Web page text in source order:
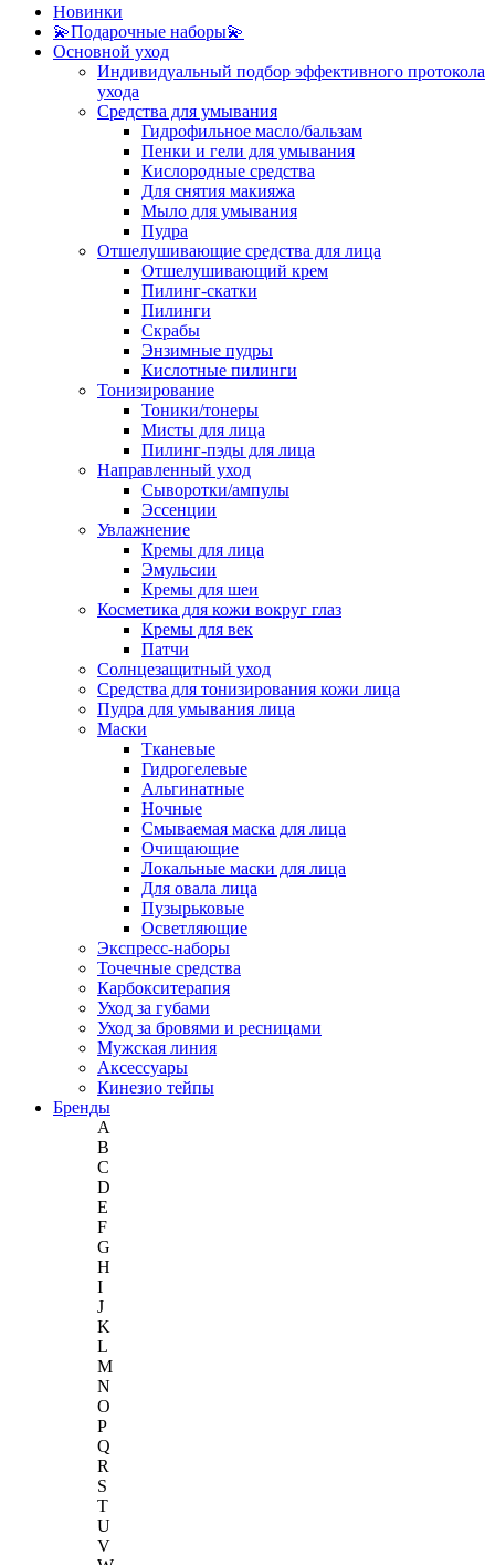
Новинки
💫Подарочные наборы💫
Основной уход
Индивидуальный подбор эффективного протокола
ухода
Средства для умывания
Гидрофильное масло/бальзам
Пенки и гели для умывания
Кислородные средства
Для снятия макияжа
Мыло для умывания
Пудра
Отшелушивающие средства для лица
Отшелушивающий крем
Пилинг-скатки
Пилинги
Скрабы
Энзимные пудры
Кислотные пилинги
Тонизирование
Тоники/тонеры
Мисты для лица
Пилинг-пэды для лица
Направленный уход
Сыворотки/ампулы
Эссенции
Увлажнение
Кремы для лица
Эмульсии
Кремы для шеи
Косметика для кожи вокруг глаз
Кремы для век
Патчи
Солнцезащитный уход
Средства для тонизирования кожи лица
Пудра для умывания лица
Маски
Тканевые
Гидрогелевые
Альгинатные
Ночные
Смываемая маска для лица
Очищающие
Локальные маски для лица
Для овала лица
Пузырьковые
Осветляющие
Экспресс-наборы
Точечные средства
Карбокситерапия
Уход за губами
Уход за бровями и ресницами
Мужская линия
Аксессуары
Кинезио тейпы
Бренды
A
B
C
D
E
F
G
H
I
J
K
L
M
N
O
P
Q
R
S
T
U
V